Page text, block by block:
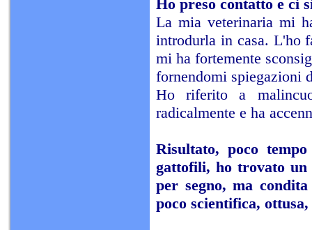
Ho preso contatto e ci
La mia veterinaria mi
introdurla in casa. L'ho
mi ha fortemente
fornendomi spiegazioni
Ho riferito a
radicalmente e ha
Risultato, poco
gattofili, ho trovato un
per segno, ma
poco scientifica,